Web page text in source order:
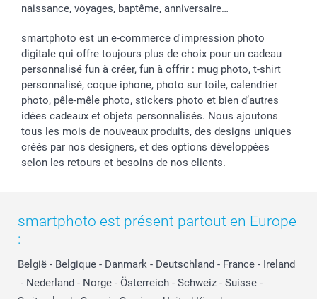
naissance, voyages, baptême, anniversaire…
smartphoto est un e-commerce d'impression photo
digitale qui offre toujours plus de choix pour un cadeau
personnalisé fun à créer, fun à offrir : mug photo, t-shirt
personnalisé, coque iphone, photo sur toile, calendrier
photo, pêle-mêle photo, stickers photo et bien d’autres
idées cadeaux et objets personnalisés. Nous ajoutons
tous les mois de nouveaux produits, des designs uniques
créés par nos designers, et des options développées
selon les retours et besoins de nos clients.
smartphoto est présent partout en Europe
:
België - Belgique - Danmark - Deutschland - France - Ireland
- Nederland - Norge - Österreich - Schweiz - Suisse -